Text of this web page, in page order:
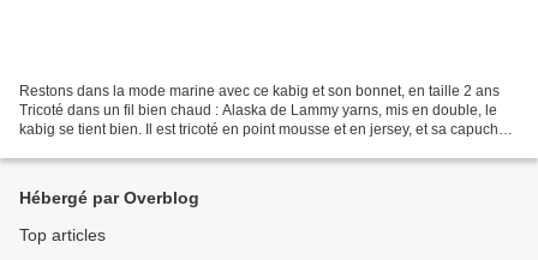
Restons dans la mode marine avec ce kabig et son bonnet, en taille 2 ans
Tricoté dans un fil bien chaud : Alaska de Lammy yarns, mis en double, le
kabig se tient bien. Il est tricoté en point mousse et en jersey, et sa capuche
Hébergé par Overblog
Top articles